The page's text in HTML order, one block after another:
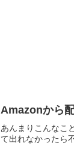
Amazonから
あんまりこんなこ
て出れなかったら